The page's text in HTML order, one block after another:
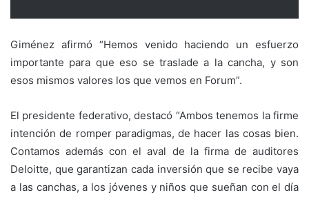
Giménez afirmó “Hemos venido haciendo un esfuerzo
importante para que eso se traslade a la cancha, y son
esos mismos valores los que vemos en Forum”.
El presidente federativo, destacó “Ambos tenemos la firme
intención de romper paradigmas, de hacer las cosas bien.
Contamos además con el aval de la firma de auditores
Deloitte, que garantizan cada inversión que se recibe vaya
a las canchas, a los jóvenes y niños que sueñan con el día